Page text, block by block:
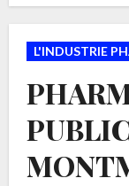
L'INDUSTRIE